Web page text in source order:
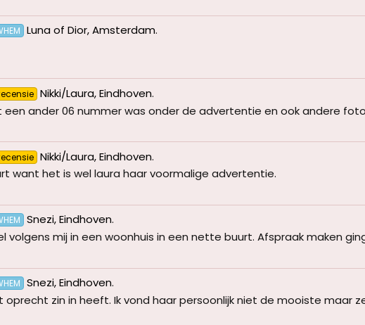
Luna of Dior, Amsterdam.
Nikki/Laura, Eindhoven.
ander 06 nummer was onder de advertentie en ook andere
Nikki/Laura, Eindhoven.
want het is wel laura haar voormalige advertentie.
Snezi, Eindhoven.
volgens mij in een woonhuis in een nette buurt. Afspraak maken
Snezi, Eindhoven.
zin in heeft. Ik vond haar persoonlijk niet de mooiste maar